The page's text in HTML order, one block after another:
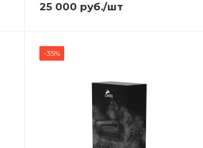
25 000 руб./шт
-35%